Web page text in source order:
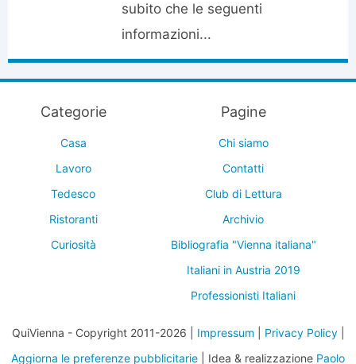
subito che le seguenti
informazioni...
Categorie
Casa
Lavoro
Tedesco
Ristoranti
Curiosità
Pagine
Chi siamo
Contatti
Club di Lettura
Archivio
Bibliografia "Vienna italiana"
Italiani in Austria 2019
Professionisti Italiani
QuiVienna - Copyright 2011-2026 | Impressum Privacy Policy|
Aggiorna le preferenze pubblicitarie | Idea & realizzazione Paolo